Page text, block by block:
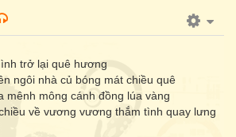
trở lại quê hương
ngôi nhà củ bóng mát chiều quê
mênh mông cánh đồng lúa vàng
về vương vương thắm tình quay lưng